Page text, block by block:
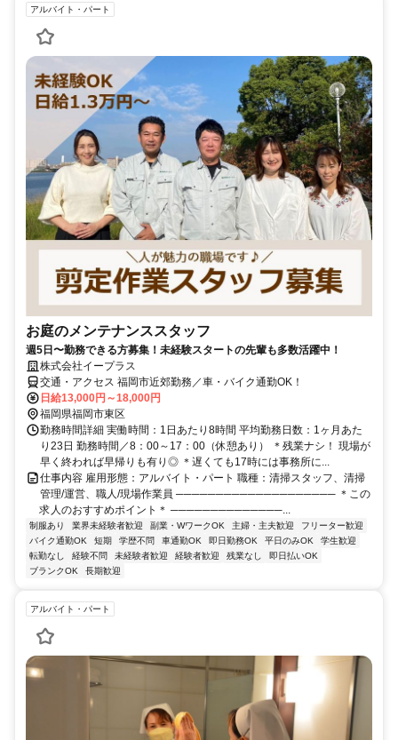
アルバイト・パート
お庭のメンテナンススタッフ
週5日〜勤務できる方募集！未経験スタートの先輩も多数活躍中！
株式会社イープラス
交通・アクセス 福岡市近郊勤務／車・バイク通勤OK！
日給13,000円～18,000円
福岡県福岡市東区
勤務時間詳細 実働時間：1日あたり8時間 平均勤務日数：1ヶ月あた
り23日 勤務時間／8：00～17：00（休憩あり） ＊残業ナシ！ 現場が
早く終われば早帰りも有り◎ ＊遅くても17時には事務所に...
仕事内容 雇用形態：アルバイト・パート 職種：清掃スタッフ、清掃
管理/運営、職人/現場作業員 ──────────────────── ＊この
求人のおすすめポイント＊ ──────────────...
制服あり 業界未経験者歓迎 副業・WワークOK 主婦・主夫歓迎
フリーター歓迎
バイク通勤OK
短期 学歴不問 車通勤OK 即日勤務OK 平日のみOK
学生歓迎
転勤なし
経験不問 未経験者歓迎 経験者歓迎 残業なし
即日払いOK
ブランクOK
長期歓迎
アルバイト・パート